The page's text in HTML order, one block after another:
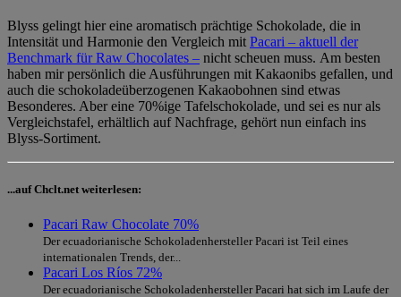
Blyss gelingt hier eine aromatisch prächtige Schokolade, die in
Intensität und Harmonie den Vergleich mit Pacari – aktuell der
Benchmark für Raw Chocolates – nicht scheuen muss. Am besten
haben mir persönlich die Ausführungen mit Kakaonibs gefallen, und
auch die schokoladeüberzogenen Kakaobohnen sind etwas
Besonderes. Aber eine 70%ige Tafelschokolade, und sei es nur als
Vergleichstafel, erhältlich auf Nachfrage, gehört nun einfach ins
Blyss-Sortiment.
...auf Chclt.net weiterlesen:
Pacari Raw Chocolate 70%
Der ecuadorianische Schokoladenhersteller Pacari ist Teil eines
internationalen Trends, der...
Pacari Los Ríos 72%
Der ecuadorianische Schokoladenhersteller Pacari hat sich im Laufe der